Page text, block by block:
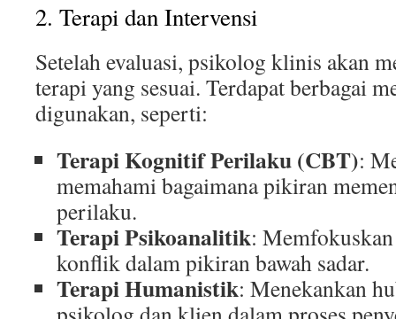
2. Terapi dan Intervensi
Setelah evaluasi, psikolog klinis akan
terapi yang sesuai. Terdapat berbagai
digunakan, seperti:
Terapi Kognitif Perilaku (CBT):
memahami bagaimana pikiran
perilaku.
Terapi Psikoanalitik:
konflik dalam pikiran bawah sadar.
Terapi Humanistik: Menekankan